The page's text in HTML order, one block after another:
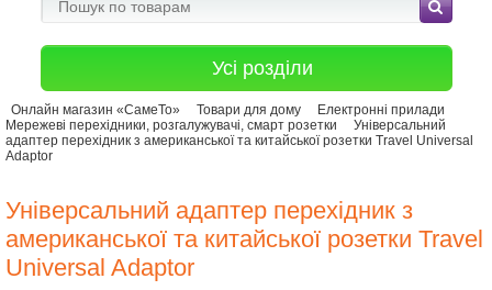
Усі розділи
Онлайн магазин «СамеТо» Товари для дому
Електронні прилади
Мережеві перехідники, розгалужувачі, смарт розетки
Універсальний
адаптер перехідник з американської та китайської розетки Travel Universal
Adaptor
Універсальний адаптер перехідник з
американської та китайської розетки Travel
Universal Adaptor